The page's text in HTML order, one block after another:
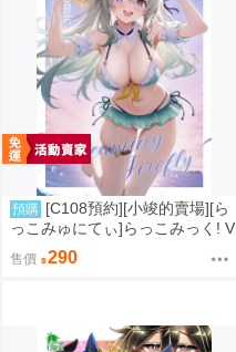
預購 [C108預約][小竣的賣場][ら
っこみゅにてぃ]らっこみっく! V
ol.4 Dreaming Firefly 同人誌id=3
773677
售價 290